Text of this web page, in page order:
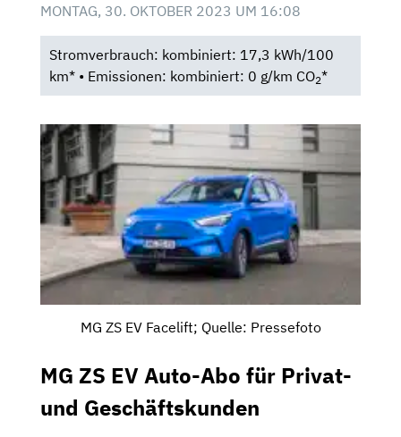
MONTAG, 30. OKTOBER 2023 UM 16:08
Stromverbrauch: kombiniert: 17,3 kWh/100
km* • Emissionen: kombiniert: 0 g/km CO2*
MG ZS EV Facelift; Quelle: Pressefoto
MG ZS EV Auto-Abo für Privat-
und Geschäftskunden